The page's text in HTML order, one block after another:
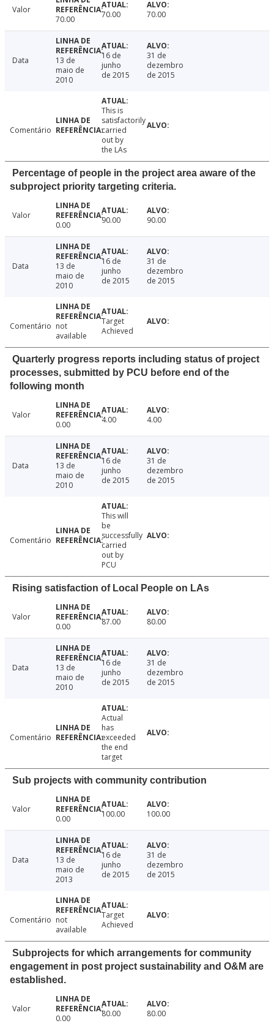
Valor
70.00
70.00 70.00
Data
13 de
maio de
2010
16 de
junho
de 2015
31 de
dezembro
de 2015
Comentário
This is
satisfactorily
carried
out by
the LAs
Percentage of people in the project area aware of the
subproject priority targeting criteria.
Valor
0.00
90.00 90.00
Data
13 de
maio de
2010
16 de
junho
de 2015
31 de
dezembro
de 2015
Comentário not
available
Target
Achieved
Quarterly progress reports including status of project
processes, submitted by PCU before end of the
following month
Valor
0.00
4.00 4.00
Data
13 de
maio de
2010
16 de
junho
de 2015
31 de
dezembro
de 2015
Comentário
This will
be
successfully
carried
out by
PCU
Rising satisfaction of Local People on LAs
Valor
0.00
87.00 80.00
Data
13 de
maio de
2010
16 de
junho
de 2015
31 de
dezembro
de 2015
Comentário
Actual
has
exceeded
the end
target
Sub projects with community contribution
Valor
0.00
100.00 100.00
Data
13 de
maio de
2013
16 de
junho
de 2015
31 de
dezembro
de 2015
Comentário not
available
Target
Achieved
Subprojects for which arrangements for community
engagement in post project sustainability and O&M are
established.
Valor
0.00
80.00 80.00